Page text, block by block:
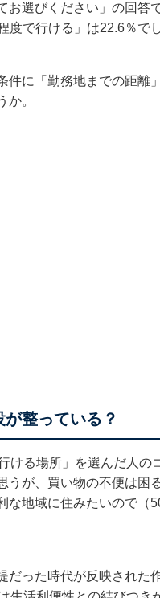
お選びください」の回答
度で行ける」は22.6％でし
件に「勤務地までの距離
。
整っている？
ける場所」を選んだ人の
うが、買い物の不便は困
な地域に住みたいので（
った時代が反映された